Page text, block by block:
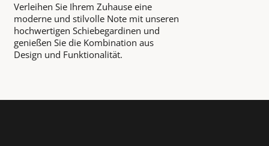
Verleihen Sie Ihrem Zuhause eine
moderne und stilvolle Note mit unseren
hochwertigen Schiebegardinen und
genießen Sie die Kombination aus
Design und Funktionalität.